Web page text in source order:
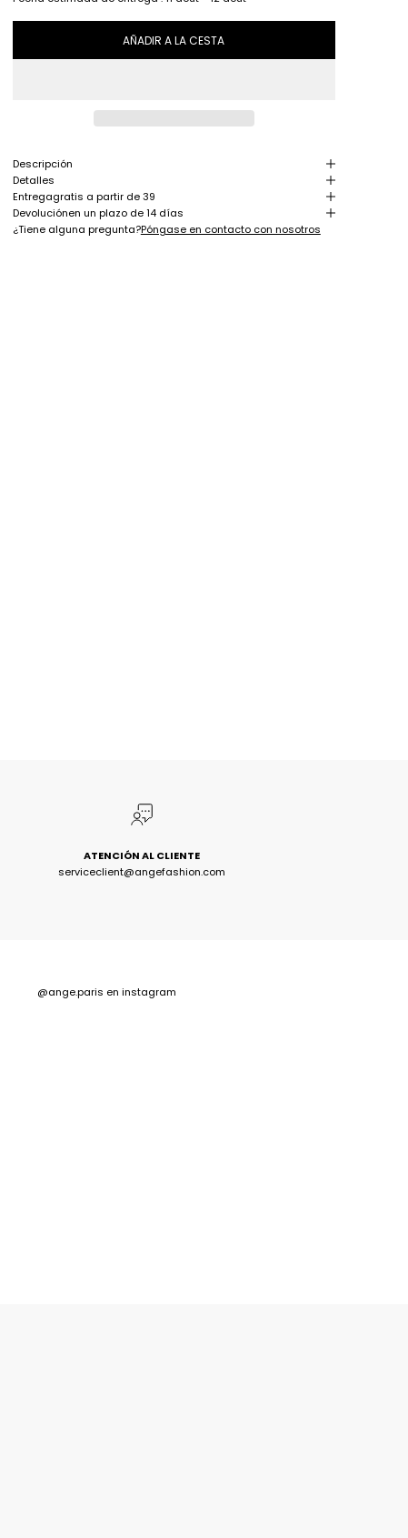
AÑADIR A LA CESTA
Descripción
Detalles
Entregagratis a partir de 39
Devoluciónen un plazo de 14 días
¿Tiene alguna pregunta?Póngase en contacto con nosotros
ATENCIÓN AL CLIENTE
serviceclient@angefashion.com
@ange.paris en instagram